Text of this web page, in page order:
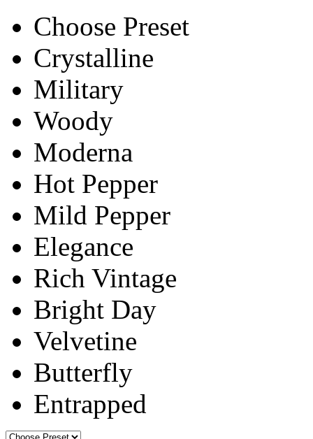
Choose Preset
Crystalline
Military
Woody
Moderna
Hot Pepper
Mild Pepper
Elegance
Rich Vintage
Bright Day
Velvetine
Butterfly
Entrapped